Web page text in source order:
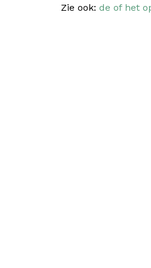
Zie ook: de of het